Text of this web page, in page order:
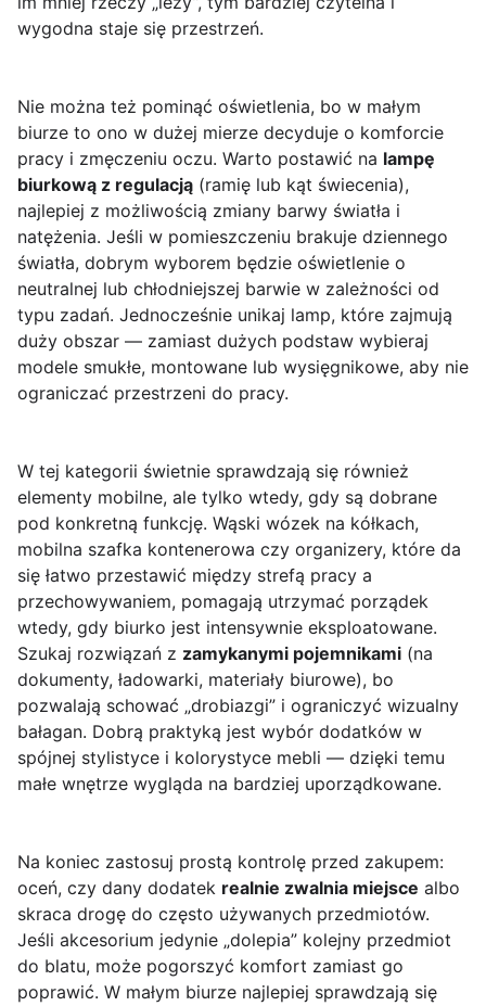
wygodna staje się przestrzeń.
Nie można też pominąć oświetlenia, bo w małym
biurze to ono w dużej mierze decyduje o komforcie
pracy i zmęczeniu oczu. Warto postawić na lampę
biurkową z regulacją (ramię lub kąt świecenia),
najlepiej z możliwością zmiany barwy światła i
natężenia. Jeśli w pomieszczeniu brakuje dziennego
światła, dobrym wyborem będzie oświetlenie o
neutralnej lub chłodniejszej barwie w zależności od
typu zadań. Jednocześnie unikaj lamp, które zajmują
duży obszar — zamiast dużych podstaw wybieraj
modele smukłe, montowane lub wysięgnikowe, aby nie
ograniczać przestrzeni do pracy.
W tej kategorii świetnie sprawdzają się również
elementy mobilne, ale tylko wtedy, gdy są dobrane
pod konkretną funkcję. Wąski wózek na kółkach,
mobilna szafka kontenerowa czy organizery, które da
się łatwo przestawić między strefą pracy a
przechowywaniem, pomagają utrzymać porządek
wtedy, gdy biurko jest intensywnie eksploatowane.
Szukaj rozwiązań z zamykanymi pojemnikami (na
dokumenty, ładowarki, materiały biurowe), bo
pozwalają schować „drobiazgi” i ograniczyć wizualny
bałagan. Dobrą praktyką jest wybór dodatków w
spójnej stylistyce i kolorystyce mebli — dzięki temu
małe wnętrze wygląda na bardziej uporządkowane.
Na koniec zastosuj prostą kontrolę przed zakupem:
oceń, czy dany dodatek realnie zwalnia miejsce albo
skraca drogę do często używanych przedmiotów.
Jeśli akcesorium jedynie „dolepia” kolejny przedmiot
do blatu, może pogorszyć komfort zamiast go
poprawić. W małym biurze najlepiej sprawdzają się